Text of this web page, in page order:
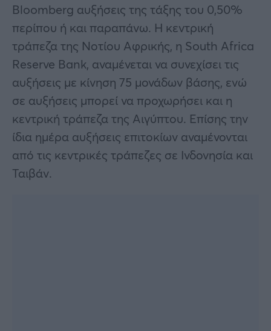
Bloomberg αυξήσεις της τάξης του 0,50%
περίπου ή και παραπάνω. Η κεντρική
τράπεζα της Νοτίου Αφρικής, η South Africa
Reserve Bank, αναμένεται να συνεχίσει τις
αυξήσεις με κίνηση 75 μονάδων βάσης, ενώ
σε αυξήσεις μπορεί να προχωρήσει και η
κεντρική τράπεζα της Αιγύπτου. Επίσης την
ίδια ημέρα αυξήσεις επιτοκίων αναμένονται
από τις κεντρικές τράπεζες σε Ινδονησία και
Ταιβάν.